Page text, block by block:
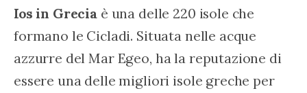
Ios in Grecia è una delle 220 isole che
formano le Cicladi. Situata nelle acque
azzurre del Mar Egeo, ha la reputazione di
essere una delle migliori isole greche per